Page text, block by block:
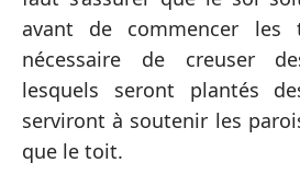
avant de commencer les
nécessaire de creuser
lesquels seront plantés
serviront à soutenir les
que le toit.